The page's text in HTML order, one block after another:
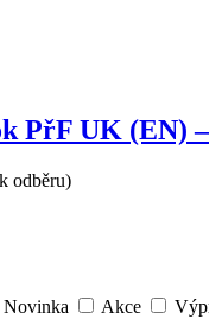
PřF UK (EN)
odběru)
Novinka Akce